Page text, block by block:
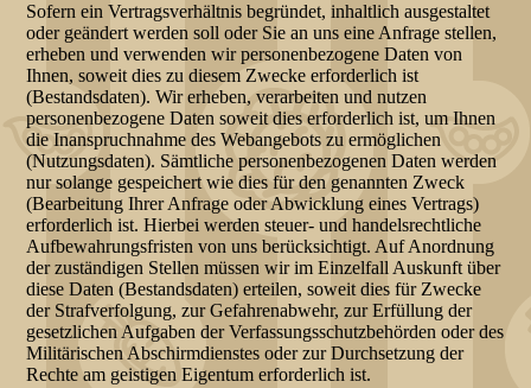
Sofern ein Vertragsverhältnis begründet, inhaltlich ausgestaltet
oder geändert werden soll oder Sie an uns eine Anfrage stellen,
erheben und verwenden wir personenbezogene Daten von
Ihnen, soweit dies zu diesem Zwecke erforderlich ist
(Bestandsdaten). Wir erheben, verarbeiten und nutzen
personenbezogene Daten soweit dies erforderlich ist, um Ihnen
die Inanspruchnahme des Webangebots zu ermöglichen
(Nutzungsdaten). Sämtliche personenbezogenen Daten werden
nur solange gespeichert wie dies für den genannten Zweck
(Bearbeitung Ihrer Anfrage oder Abwicklung eines Vertrags)
erforderlich ist. Hierbei werden steuer- und handelsrechtliche
Aufbewahrungsfristen von uns berücksichtigt. Auf Anordnung
der zuständigen Stellen müssen wir im Einzelfall Auskunft über
diese Daten (Bestandsdaten) erteilen, soweit dies für Zwecke
der Strafverfolgung, zur Gefahrenabwehr, zur Erfüllung der
gesetzlichen Aufgaben der Verfassungsschutzbehörden oder des
Militärischen Abschirmdienstes oder zur Durchsetzung der
Rechte am geistigen Eigentum erforderlich ist.